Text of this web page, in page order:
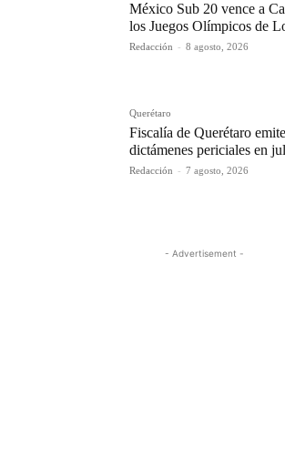
México Sub 20 vence a
los Juegos Olímpicos de
Redacción - 8 agosto, 2026
Querétaro
Fiscalía de Querétaro
dictámenes periciales en
Redacción - 7 agosto, 2026
- Advertisement -